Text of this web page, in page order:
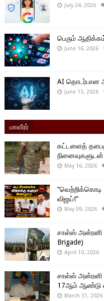
July 24, 2026
பெரும்
June 16, 2026
AI தொடர்பான
June 13, 2026
மாவீரர்
கட்டளைத்
May 16, 2026
“வெற்றிக்கொடி
விஜய்!”
May 09, 2026
சாள்ஸ் அன்ரனி
Brigade)
April 10, 2026
சாள்ஸ் அன்ரனி
17ஆம் ஆண்டு
March 31, 2026